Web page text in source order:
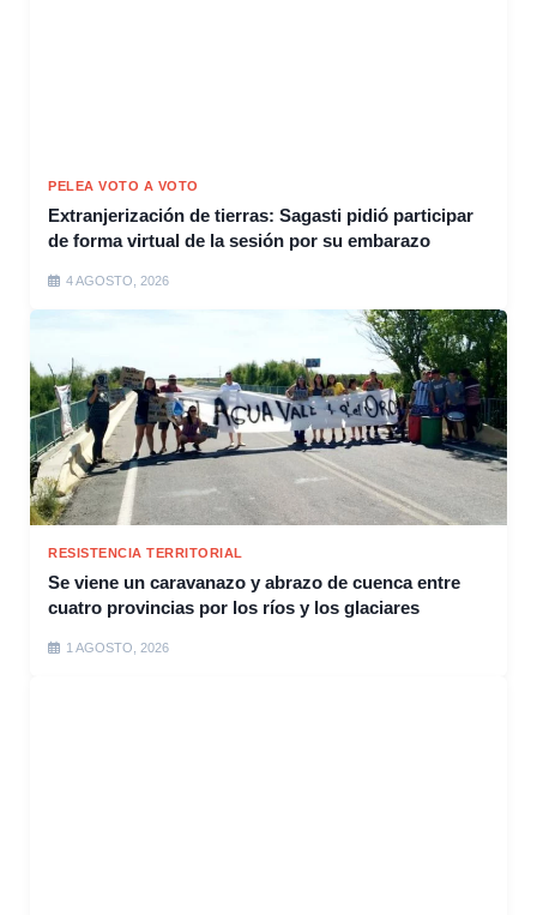
PELEA VOTO A VOTO
Extranjerización de tierras: Sagasti pidió participar
de forma virtual de la sesión por su embarazo
4 AGOSTO, 2026
RESISTENCIA TERRITORIAL
Se viene un caravanazo y abrazo de cuenca entre
cuatro provincias por los ríos y los glaciares
1 AGOSTO, 2026